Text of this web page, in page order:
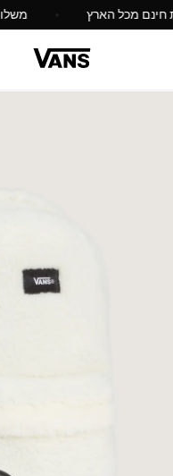
החלפות והחזרות חינם מכל הארץ